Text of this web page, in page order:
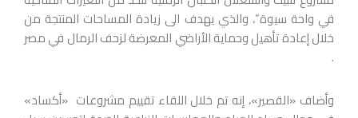
في واحة سيوة”، والذي يهدف الى زيادة المساحات المنتجة من
خلال إعادة تأهيل وحماية الأراضي المعرضة لزحف الرمال في مصر
.
وأضاف «القصير»، إنه تم خلال اللقاء تقييم مشروعات «أكساد»